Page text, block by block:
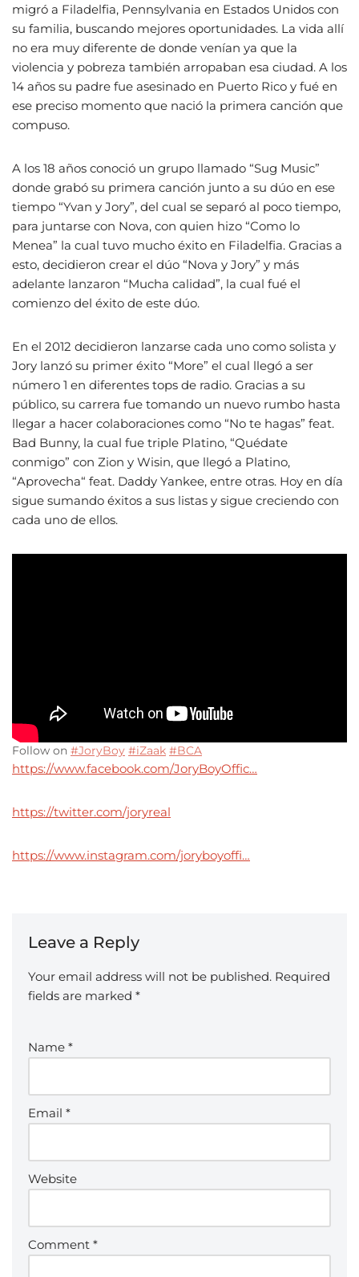
migró a Filadelfia, Pennsylvania en Estados Unidos con
su familia, buscando mejores oportunidades. La vida allí
no era muy diferente de donde venían ya que la
violencia y pobreza también arropaban esa ciudad. A los
14 años su padre fue asesinado en Puerto Rico y fué en
ese preciso momento que nació la primera canción que
compuso.
A los 18 años conoció un grupo llamado “Sug Music”
donde grabó su primera canción junto a su dúo en ese
tiempo “Yvan y Jory”, del cual se separó al poco tiempo,
para juntarse con Nova, con quien hizo “Como lo
Menea” la cual tuvo mucho éxito en Filadelfia. Gracias a
esto, decidieron crear el dúo “Nova y Jory” y más
adelante lanzaron “Mucha calidad”, la cual fué el
comienzo del éxito de este dúo.
En el 2012 decidieron lanzarse cada uno como solista y
Jory lanzó su primer éxito “More” el cual llegó a ser
número 1 en diferentes tops de radio. Gracias a su
público, su carrera fue tomando un nuevo rumbo hasta
llegar a hacer colaboraciones como “No te hagas” feat.
Bad Bunny, la cual fue triple Platino, “Quédate
conmigo” con Zion y Wisin, que llegó a Platino,
“Aprovecha“ feat. Daddy Yankee, entre otras. Hoy en día
sigue sumando éxitos a sus listas y sigue creciendo con
cada uno de ellos.
Follow on #JoryBoy #iZaak #BCA
https://www.facebook.com/JoryBoyOffic…
https://twitter.com/joryreal
https://www.instagram.com/joryboyoffi…
Leave a Reply
Your email address will not be published. Required
fields are marked *
Name *
Email *
Website
Comment *